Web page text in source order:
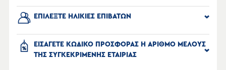
ΕΠΙΛΕΞΤΕ ΗΛΙΚΙΕΣ ΕΠΙΒΑΤΩΝ
ΕΙΣΑΓΕΤΕ ΚΩΔΙΚΟ ΠΡΟΣΦΟΡΑΣ Η ΑΡΙΘΜΟ ΜΕΛΟΥΣ
ΤΗΣ ΣΥΓΚΕΚΡΙΜΕΝΗΣ ΕΤΑΙΡΙΑΣ